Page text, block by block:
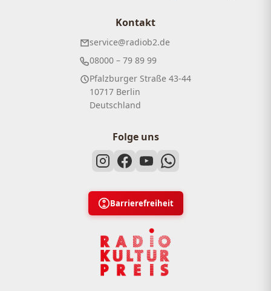
Kontakt
service@radiob2.de
08000 – 79 89 99
Pfalzburger Straße 43-44
10717 Berlin
Deutschland
Folge uns
Barrierefreiheit